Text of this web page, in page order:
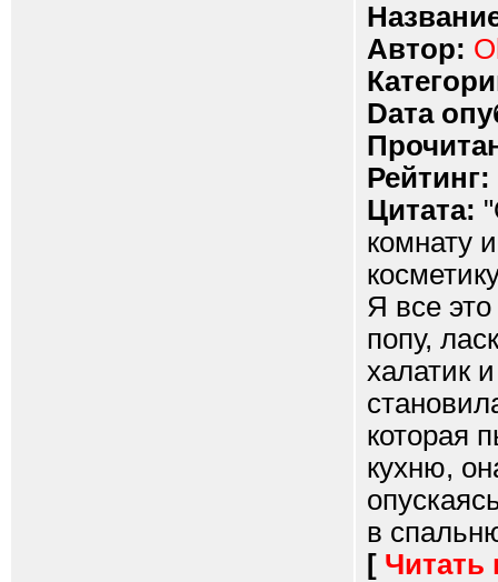
Автор:
Dата
Рейтинг:
Цитата:
комнату
Я все
попу,
халатик
которая
кухню,
в
[ Читать